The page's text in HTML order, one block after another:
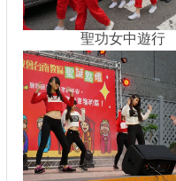
聖功女中遊行